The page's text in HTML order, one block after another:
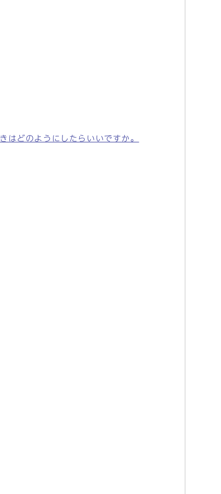
はどのようにしたらいいですか。